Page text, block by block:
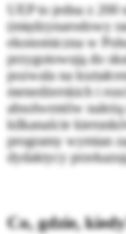
UEP to jedna z
(międzynarodowy
ekonomiczna w
przygotowują do
pozwala na
menedżerskich i
absolwentów
kilkanaście
programy wymian
dydaktycy
Co, gdzie,